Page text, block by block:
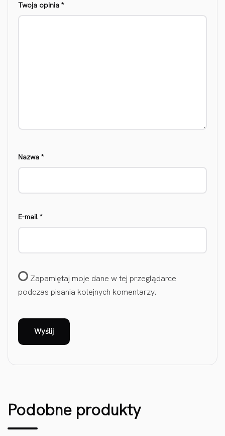
Twoja opinia *
Nazwa *
E-mail *
Zapamiętaj moje dane w tej przeglądarce
podczas pisania kolejnych komentarzy.
Podobne produkty